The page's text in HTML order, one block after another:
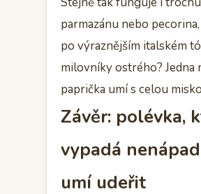
parmazánu nebo
po výraznějším italském
milovníky ostrého? Jedna
paprička umí s celou
Závěr: polévka,
vypadá
umí udeřit